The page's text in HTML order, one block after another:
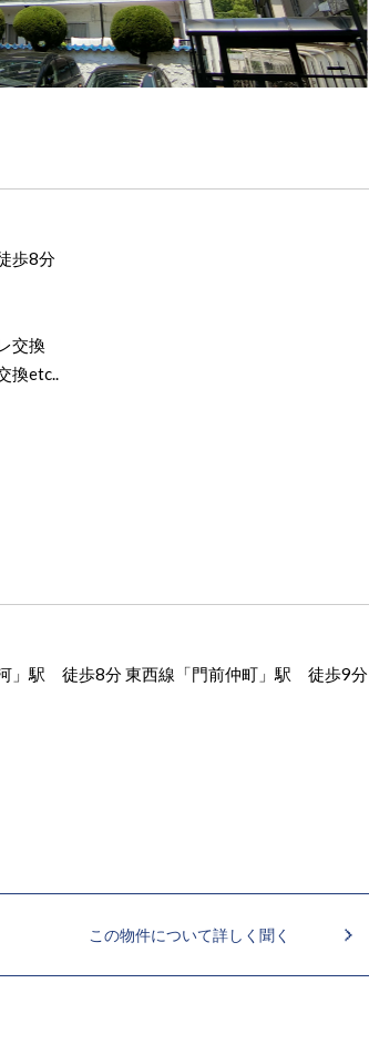
歩8分
交換
換etc..
」駅 徒歩8分 東西線「門前仲町」駅 徒歩9分
この物件について詳しく聞く